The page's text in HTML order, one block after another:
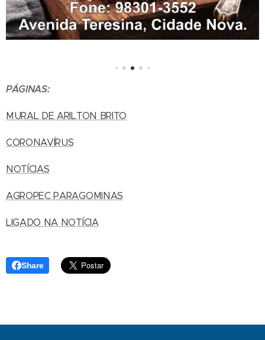
PÁGINAS:
MURAL DE ARILTON BRITO
CORONAVÍRUS
NOTÍCIAS
AGROPEC PARAGOMINAS
LIGADO NA NOTÍCIA
Share